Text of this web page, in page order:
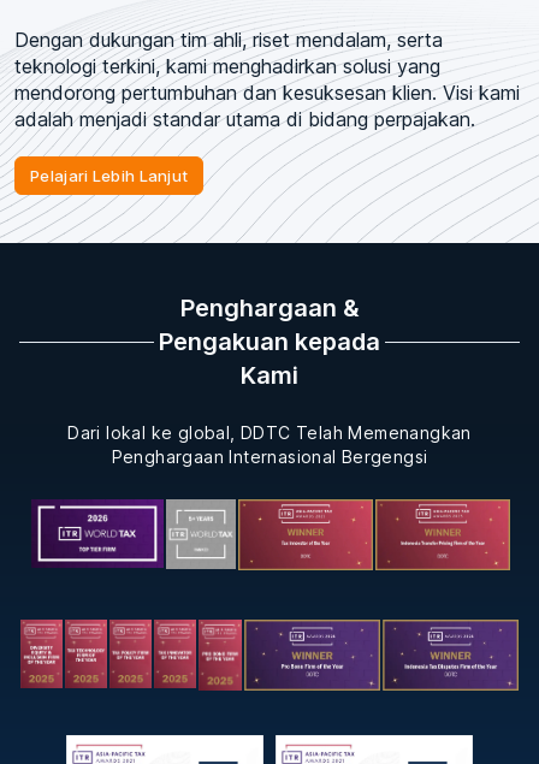
Dengan dukungan tim ahli, riset mendalam, serta
teknologi terkini, kami menghadirkan solusi yang
mendorong pertumbuhan dan kesuksesan klien. Visi kami
adalah menjadi standar utama di bidang perpajakan.
Pelajari Lebih Lanjut
Penghargaan &
Pengakuan kepada
Kami
Dari lokal ke global, DDTC Telah Memenangkan
Penghargaan Internasional Bergengsi